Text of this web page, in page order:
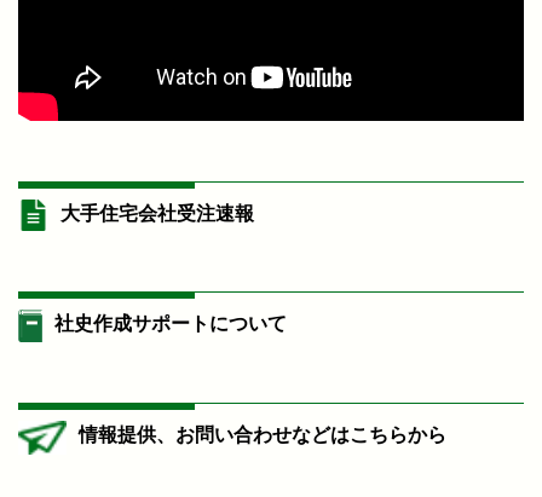
大手住宅会社受注速報
社史作成サポートについて
情報提供、お問い合わせなどはこちらから